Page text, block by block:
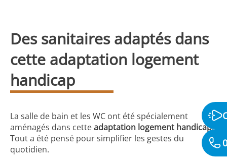
Des sanitaires adaptés dans
cette adaptation logement
handicap
La salle de bain et les WC ont été spécialement
aménagés dans cetteadaptation logement handicap.
Tout a été pensé pour simplifier les gestes du
quotidien.